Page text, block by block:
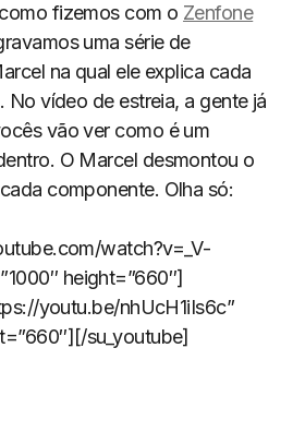
fizemos com o Zenfone
uma série de
na qual ele explica cada
No vídeo de estreia, a gente já
vão ver como é um
O Marcel desmontou o
componente. Olha só:
watch?v=_V-
height=”660″]
youtu.be/nhUcH1iIs6c”
su_youtube]